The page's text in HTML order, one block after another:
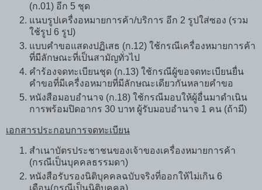
(ก.01) อีก 5 ชุด
แนบรูปเครื่งอหมายการค้า/บริการ อีก 2 รูปใส่ซอง (รวม
ใช้รูป 6 รูป)
แบบคำขอแสดงปฏิเสธ (ก.12) ใช้กรณีเครื่องหมายการค้า
ที่มีลักษณะที่เป็นสามัญทั่วไป
คำร้องจดทะเบียนชุด (ก.13) ใช้กรณีผู้ขอจดทะเบียนยื่น
คำขอที่มีเครื่งอหมายที่มีลักษณะเดียวกันหลายคำขอ
หนังสือมอบอำนาจ (ก.18) ใช้กรณีมอบให้ผู้อื่นมาดำเนิน
การพร้อมปิดอากร 30 บาท ผู้รับมอบอำนาจ 1 คน (ถ้ามี)
เอกสารประกอบการจดทะเบียน
สำเนาบัตรประชาชนของเจ้าของเครื่องหมายการค้า
(กรณีเป็นบุคคลธรรมดา)
หนังสือรับรองนิติบุคคลฉบับจริงที่ออกให้ไม่เกิน 6